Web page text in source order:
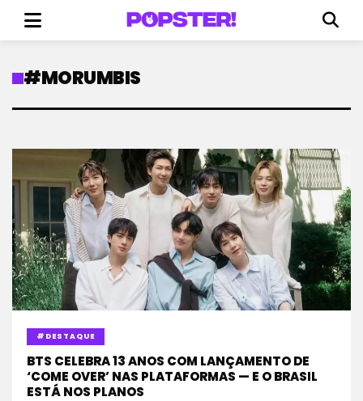
#MORUMBIS
#DESTAQUE
BTS CELEBRA 13 ANOS COM LANÇAMENTO DE
‘COME OVER’ NAS PLATAFORMAS — E O BRASIL
ESTÁ NOS PLANOS